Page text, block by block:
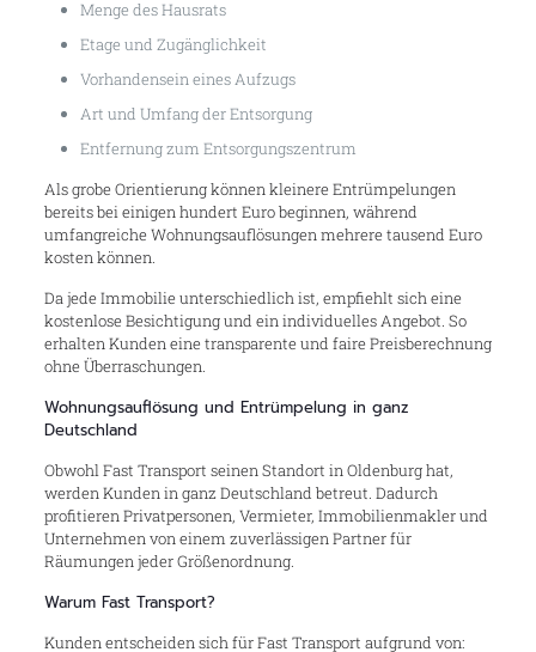
Menge des Hausrats
Etage und Zugänglichkeit
Vorhandensein eines Aufzugs
Art und Umfang der Entsorgung
Entfernung zum Entsorgungszentrum
Als grobe Orientierung können kleinere Entrümpelungen
bereits bei einigen hundert Euro beginnen, während
umfangreiche Wohnungsauflösungen mehrere tausend Euro
kosten können.
Da jede Immobilie unterschiedlich ist, empfiehlt sich eine
kostenlose Besichtigung und ein individuelles Angebot. So
erhalten Kunden eine transparente und faire Preisberechnung
ohne Überraschungen.
Wohnungsauflösung und Entrümpelung in ganz
Deutschland
Obwohl Fast Transport seinen Standort in Oldenburg hat,
werden Kunden in ganz Deutschland betreut. Dadurch
profitieren Privatpersonen, Vermieter, Immobilienmakler und
Unternehmen von einem zuverlässigen Partner für
Räumungen jeder Größenordnung.
Warum Fast Transport?
Kunden entscheiden sich für Fast Transport aufgrund von: